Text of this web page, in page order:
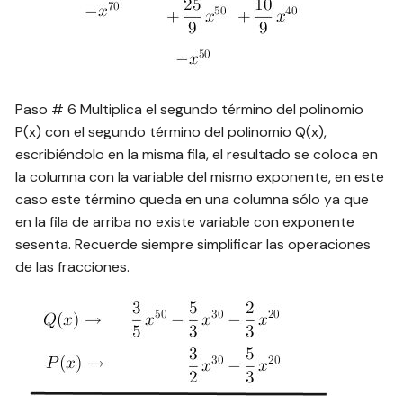
Paso # 6 Multiplica el segundo término del polinomio
P(x) con el segundo término del polinomio Q(x),
escribiéndolo en la misma fila, el resultado se coloca en
la columna con la variable del mismo exponente, en este
caso este término queda en una columna sólo ya que
en la fila de arriba no existe variable con exponente
sesenta. Recuerde siempre simplificar las operaciones
de las fracciones.